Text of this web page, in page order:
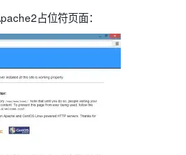
占位符页面：